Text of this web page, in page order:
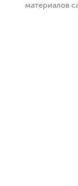
материалов